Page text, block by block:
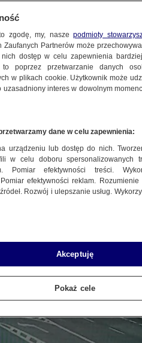
nie chce oddać.
zgodę, my, naszepodmioty
Zaufanych Partnerów może
dostęp w celu zapewnienia
poprzez przetwarzanie danych
w plikach cookie. Użytkownik może
interes w dowolnym
dane w celu zapewnienia:
urządzeniu lub dostęp do nich.
w celu doboru spersonalizowanych
Pomiar efektywności treści.
efektywności reklam.
Rozwój i ulepszanie usług.
Akceptuję
Pokaż cele